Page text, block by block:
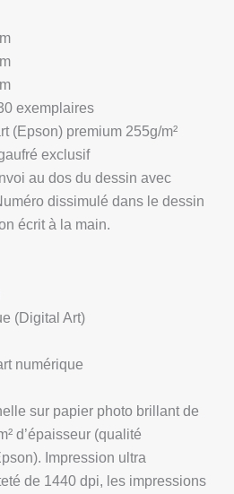
exemplaires
(Epson) premium 255g/m²
exclusif
au dos du dessin avec
dissimulé dans le dessin
écrit à la main.
(Digital Art)
numérique
sur papier photo brillant de
d’épaisseur (qualité
Impression ultra
de 1440 dpi, les impressions